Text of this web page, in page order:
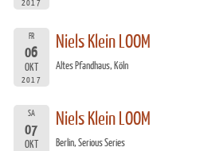
2017
FR
06
OKT
2017
Niels Klein LOOM
Altes Pfandhaus, Köln
SA
07
OKT
Niels Klein LOOM
Berlin, Serious Series